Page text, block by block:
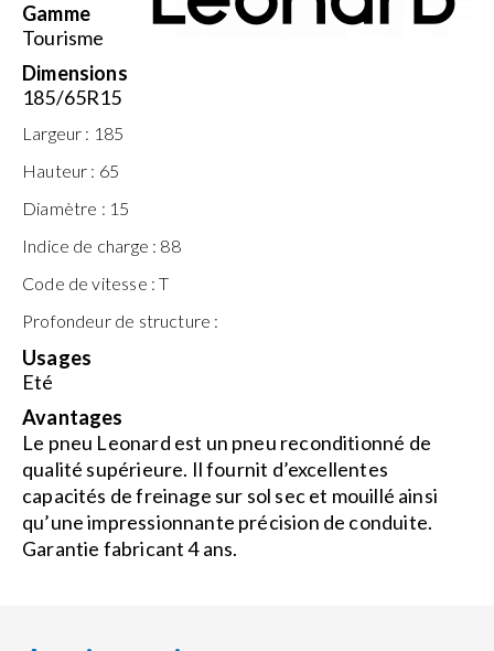
Gamme
Tourisme
Dimensions
185/65R15
Largeur : 185
Hauteur : 65
Diamètre : 15
Indice de charge : 88
Code de vitesse : T
Profondeur de structure :
Usages
Eté
Avantages
Le pneu Leonard est un pneu reconditionné de
qualité supérieure. Il fournit d’excellentes
capacités de freinage sur sol sec et mouillé ainsi
qu’une impressionnante précision de conduite.
Garantie fabricant 4 ans.